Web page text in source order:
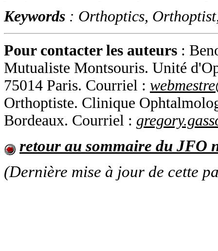
Keywords : Orthoptics,
Pour contacter les auteurs :
Mutualiste Montsouris. Unité
75014 Paris. Courriel :
Orthoptiste. Clinique
Bordeaux. Courriel :
retour au sommaire du JFO
(Dernière mise à jour de cette